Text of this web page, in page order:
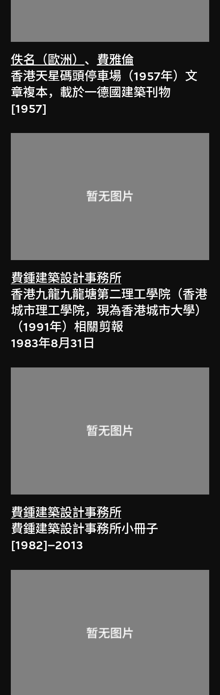
佚名（歐洲） 、 費雅倫
香港天星碼頭停車場（1957年）文
章複本，載於一德國建築刊物
[1957]
費鍾建築設計事務所
香港九龍九龍塘第二理工學院（香港
城市理工學院，現為香港城市大學）
（1991年）相關剪報
1983年8月31日
費鍾建築設計事務所
費鍾建築設計事務所小冊子
[1982]–2013